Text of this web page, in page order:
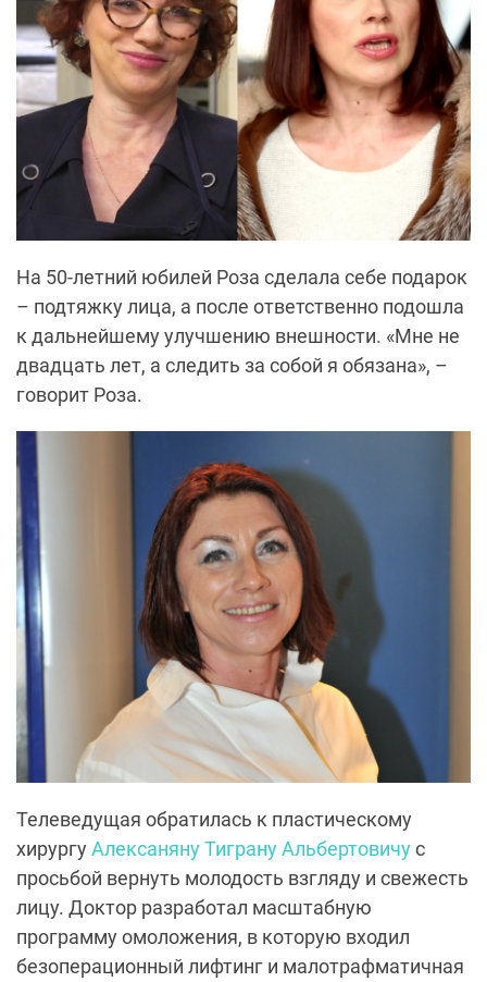
На 50-летний юбилей Роза сделала себе подарок
– подтяжку лица, а после ответственно подошла
к дальнейшему улучшению внешности. «Мне не
двадцать лет, а следить за собой я обязана», –
говорит Роза.
Телеведущая обратилась к пластическому
хирургуАлексаняну Тиграну Альбертовичус
просьбой вернуть молодость взгляду и свежесть
лицу. Доктор разработал масштабную
программу омоложения, в которую входил
безоперационный лифтинг и малотрафматичная